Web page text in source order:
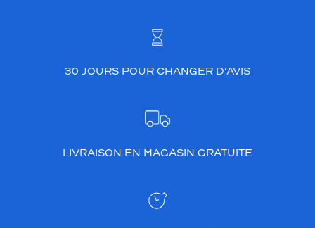
30 JOURS POUR CHANGER D’AVIS
LIVRAISON EN MAGASIN GRATUITE